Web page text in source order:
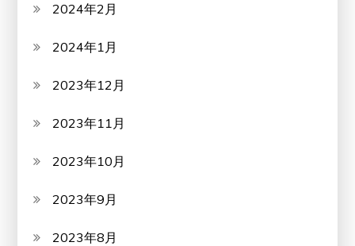
2024年2月
2024年1月
2023年12月
2023年11月
2023年10月
2023年9月
2023年8月